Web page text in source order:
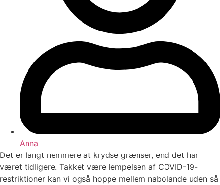
Anna
Det er langt nemmere at krydse grænser, end det har
været tidligere. Takket være lempelsen af ​​COVID-19-
restriktioner kan vi også hoppe mellem nabolande uden så